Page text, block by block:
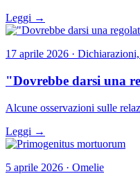
Leggi →
17 aprile 2026 ·
"Dovrebbe darsi una
Alcune osservazioni sulle
Leggi →
5 aprile 2026 · Omelie